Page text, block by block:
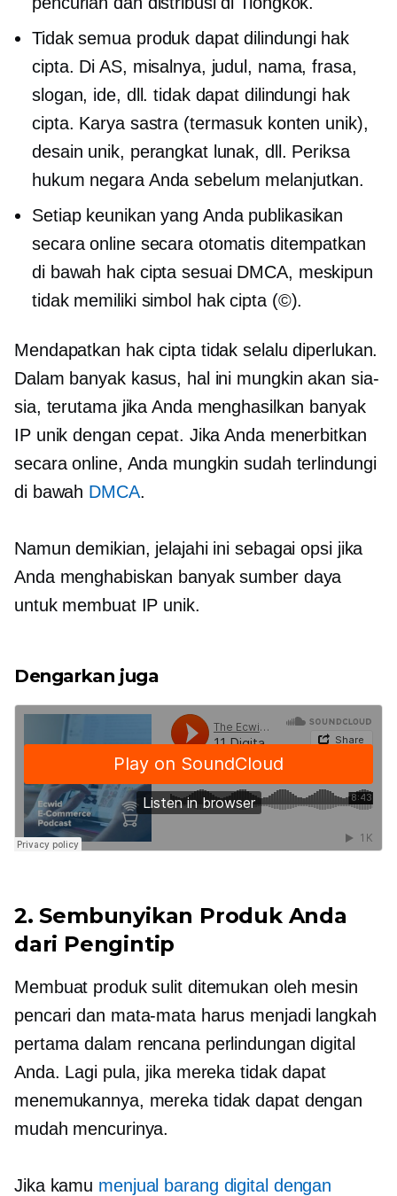
Tidak semua produk dapat dilindungi hak
cipta. Di AS, misalnya, judul, nama, frasa,
slogan, ide, dll. tidak dapat dilindungi hak
cipta. Karya sastra (termasuk konten unik),
desain unik, perangkat lunak, dll. Periksa
hukum negara Anda sebelum melanjutkan.
Setiap keunikan yang Anda publikasikan
secara online secara otomatis ditempatkan
di bawah hak cipta sesuai DMCA, meskipun
tidak memiliki simbol hak cipta (©).
Mendapatkan hak cipta tidak selalu diperlukan.
Dalam banyak kasus, hal ini mungkin akan sia-
sia, terutama jika Anda menghasilkan banyak
IP unik dengan cepat. Jika Anda menerbitkan
secara online, Anda mungkin sudah terlindungi
di bawah DMCA.
Namun demikian, jelajahi ini sebagai opsi jika
Anda menghabiskan banyak sumber daya
untuk membuat IP unik.
Dengarkan juga
2. Sembunyikan Produk Anda
dari Pengintip
Membuat produk sulit ditemukan oleh mesin
pencari dan mata-mata harus menjadi langkah
pertama dalam rencana perlindungan digital
Anda. Lagi pula, jika mereka tidak dapat
menemukannya, mereka tidak dapat dengan
mudah mencurinya.
Jika kamu menjual barang digital dengan